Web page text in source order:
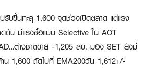
รับขึ้นทะลุ 1,600 จุดช่วงเปิดตลาด แต่แรง
ดดัน มีแรงซื้อแบบ Selective ใน AOT
ต่างชาติขาย -1,205 ลบ. มอง SET ยังมี
1,600 ถัดไปที่ EMA200วัน 1,612+/-